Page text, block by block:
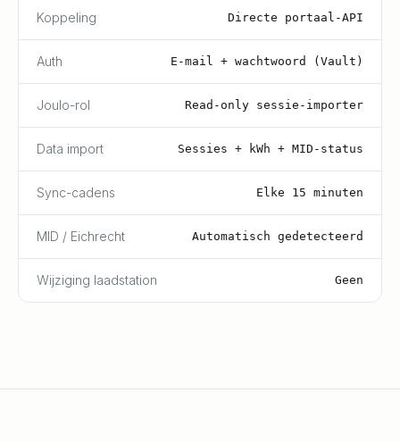
Koppeling Directe portaal-API
Auth E-mail + wachtwoord (Vault)
Joulo-rol Read-only sessie-importer
Data import Sessies + kWh + MID-status
Sync-cadens Elke 15 minuten
MID / Eichrecht Automatisch gedetecteerd
Wijziging laadstation Geen